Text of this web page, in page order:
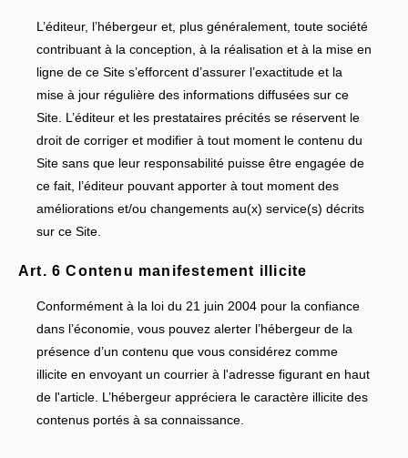
L’éditeur, l’hébergeur et, plus généralement, toute société
contribuant à la conception, à la réalisation et à la mise en
ligne de ce Site s’efforcent d’assurer l’exactitude et la
mise à jour régulière des informations diffusées sur ce
Site. L’éditeur et les prestataires précités se réservent le
droit de corriger et modifier à tout moment le contenu du
Site sans que leur responsabilité puisse être engagée de
ce fait, l’éditeur pouvant apporter à tout moment des
améliorations et/ou changements au(x) service(s) décrits
sur ce Site.
Art. 6 Contenu manifestement illicite
Conformément à la loi du 21 juin 2004 pour la confiance
dans l’économie, vous pouvez alerter l’hébergeur de la
présence d’un contenu que vous considérez comme
illicite en envoyant un courrier à l'adresse figurant en haut
de l'article. L’hébergeur appréciera le caractère illicite des
contenus portés à sa connaissance.